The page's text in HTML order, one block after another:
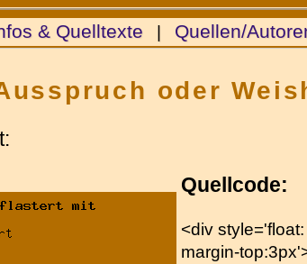
& Quelltexte | Quellen/
oder
Quellcode:
<div
margin-